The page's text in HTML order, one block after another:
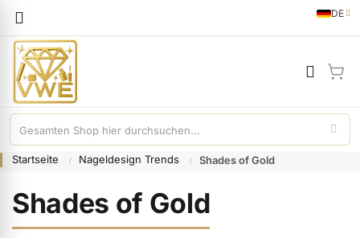
Sprache
DE
German
Startseite Nageldesign Trends Shades of Gold
Shades of Gold